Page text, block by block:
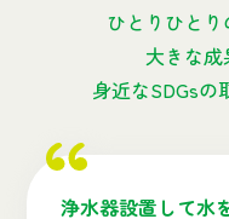
ひとりひとり
大きな成
身近なSDGsの
浄水器設置して水